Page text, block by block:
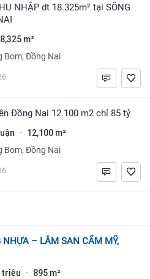
m²
Bom, Đồng Nai
Đồng Nai 12.100 m2 chỉ 85 tỷ
· 12,100 m²
Bom, Đồng Nai
triệu · 895 m²